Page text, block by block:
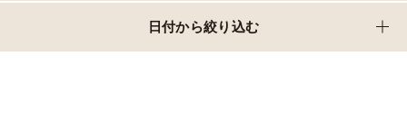
日付から絞り込む